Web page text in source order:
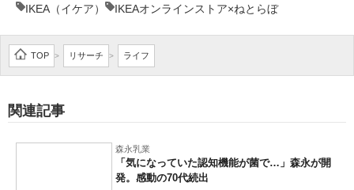
企業向けIT製品の総合サイト
製造業のIT導入・活用を支援
モノづくり技術者専門サイト
IKEA（イケア） IKEAオンラインストア×ねとらぼ
TOP > リサーチ > ライフ
関連記事
森永乳業
「気になっていた認知機能が菌で…」森永が開
発。感動の70代続出